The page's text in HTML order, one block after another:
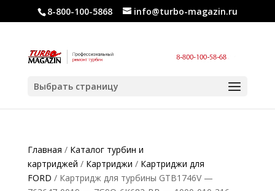
8-800-100-5868 info@turbo-magazin.ru
Выбрать страницу
Главная / Каталог турбин и
картриджей / Картриджи / Картриджи для
FORD / Картридж для турбины GTB1746V —